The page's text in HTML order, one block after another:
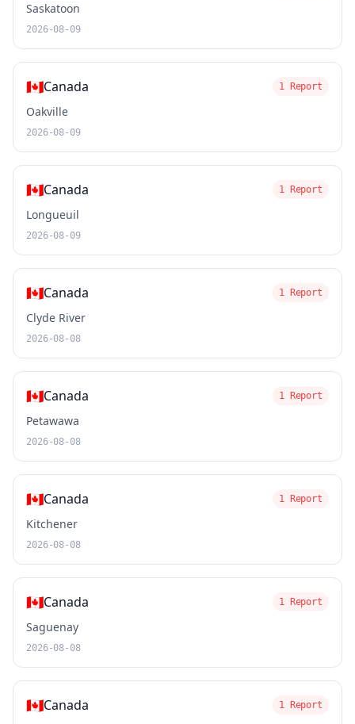
Saskatoon
2026-08-09
🇨🇦Canada 1 Report
Oakville
2026-08-09
🇨🇦Canada 1 Report
Longueuil
2026-08-09
🇨🇦Canada 1 Report
Clyde River
2026-08-08
🇨🇦Canada 1 Report
Petawawa
2026-08-08
🇨🇦Canada 1 Report
Kitchener
2026-08-08
🇨🇦Canada 1 Report
Saguenay
2026-08-08
🇨🇦Canada 1 Report